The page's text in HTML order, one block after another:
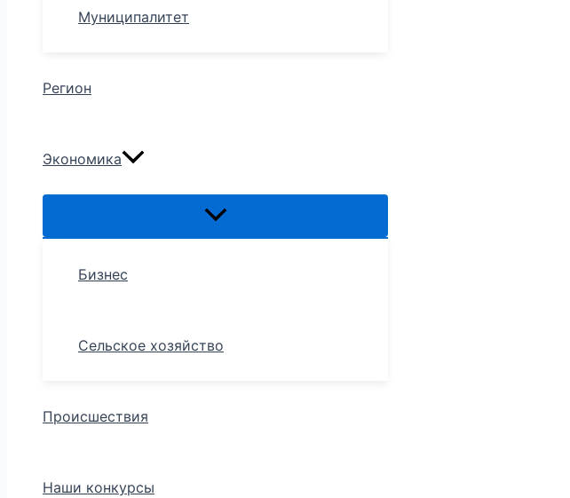
Муниципалитет
Регион
Экономика
Бизнес
Сельское хозяйство
Происшествия
Наши конкурсы